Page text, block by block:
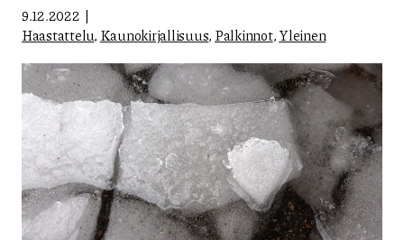
9.12.2022
Haastattelu, Kaunokirjallisuus, Palkinnot,Yleinen